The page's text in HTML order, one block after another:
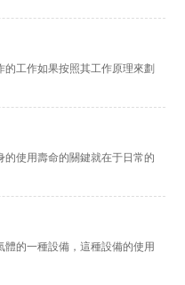
工作如果按照其工作原理來劃
使用壽命的關鍵就在于日常的
的一種設備，這種設備的使用